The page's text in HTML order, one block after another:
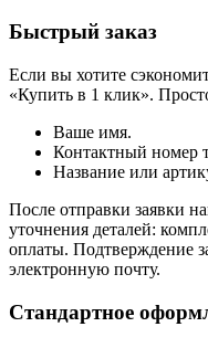
Быстрый заказ
Если вы хотите
«Купить в 1 клик».
Ваше имя.
Контактный номер
Название или
После отправки заявки
уточнения деталей:
оплаты. Подтверждение
электронную почту.
Стандартное